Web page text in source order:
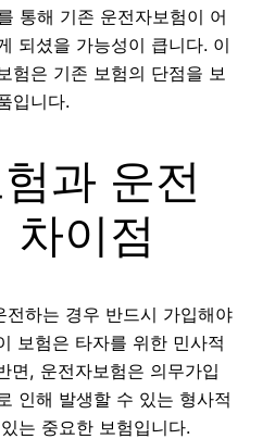
통해 기존 운전자보험이 어
되셨을 가능성이 큽니다. 이
험은 기존 보험의 단점을 보
입니다.
과 운전
차이점
전하는 경우 반드시 가입해야
보험은 타자를 위한 민사적
면, 운전자보험은 의무가입
인해 발생할 수 있는 형사적
는 중요한 보험입니다.